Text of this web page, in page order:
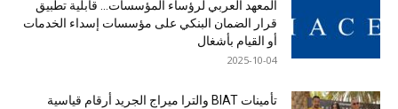
المعهد العربي لرؤساء المؤسسات… قابلية تطبيق
قرار الضمان البنكي على مؤسسات إسداء الخدمات
أو القيام بأشغال
2025-10-04
تأمينات BIAT والترا ميراج الجريد أرقام قياسية